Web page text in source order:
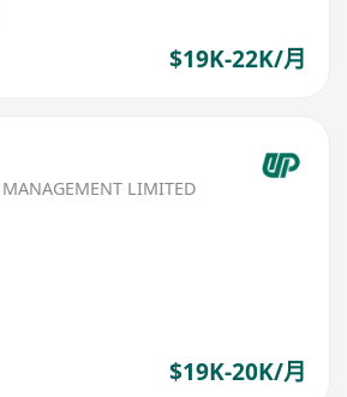
$19K-22K/月
MANAGEMENT LIMITED
$19K-20K/月